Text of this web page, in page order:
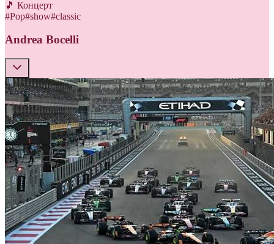
🎵 Концерт
#Pop#show#classic
Andrea Bocelli